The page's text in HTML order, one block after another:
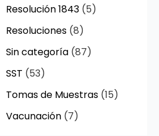
Resolución 1843 (5)
Resoluciones (8)
Sin categoría (87)
SST (53)
Tomas de Muestras (15)
Vacunación (7)